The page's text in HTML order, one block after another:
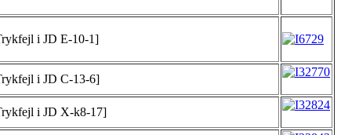
i JD E-10-1]
i JD C-13-6]
i JD X-k8-17]